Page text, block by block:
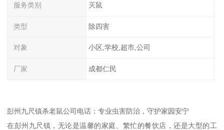
服务类别 灭鼠
类型 除四害
对象 小区,学校,超市,公司
厂家 成都仁民
彭州九尺镇杀老鼠公司电话：专业虫害防治，守护家园安宁
在彭州九尺镇，无论是温馨的家庭、繁忙的餐饮店，还是大型的工